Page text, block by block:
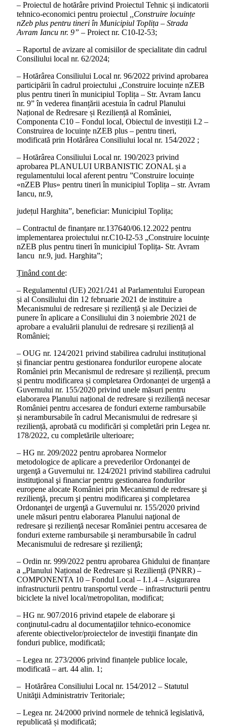
– Proiectul de hotărâre privind Proiectul Tehnic și indicatorii
tehnico-economici pentru proiectul ,,Construire locuințe
nZeb plus pentru tineri în Municipiul Toplița – Strada
Avram Iancu nr. 9” – Proiect nr. C10-I2-53;
– Raportul de avizare al comisiilor de specialitate din cadrul
Consiliului local nr. 62/2024;
– Hotărârea Consiliului Local nr. 96/2022 privind aprobarea
participării în cadrul proiectului „Construire locuințe nZEB
plus pentru tineri în municipiul Toplița – Str. Avram Iancu
nr. 9” în vederea finanțării acestuia în cadrul Planului
Național de Redresare și Reziliență al României,
Componenta C10 – Fondul local, Obiectul de investiții I.2 –
Construirea de locuințe nZEB plus – pentru tineri,
modificată prin Hotărârea Consiliului local nr. 154/2022 ;
– Hotărârea Consiliului Local nr. 190/2023 privind
aprobarea PLANULUI URBANISTIC ZONAL și a
regulamentului local aferent pentru ”Construire locuințe
«nZEB Plus» pentru tineri în municipiul Toplița – str. Avram
Iancu, nr.9,
județul Harghita”, beneficiar: Municipiul Toplița;
– Contractul de finanțare nr.137640/06.12.2022 pentru
implementarea proiectului nr.C10-I2-53 „Construire locuințe
nZEB plus pentru tineri în municipiul Toplița- Str. Avram
Iancu nr.9, jud. Harghita”;
Ținând cont de:
– Regulamentul (UE) 2021/241 al Parlamentului European
și al Consiliului din 12 februarie 2021 de instituire a
Mecanismului de redresare și reziliență și ale Deciziei de
punere în aplicare a Consiliului din 3 noiembrie 2021 de
aprobare a evaluării planului de redresare și reziliență al
României;
– OUG nr. 124/2021 privind stabilirea cadrului instituțional
și financiar pentru gestionarea fondurilor europene alocate
României prin Mecanismul de redresare și reziliență, precum
și pentru modificarea și completarea Ordonanței de urgență a
Guvernului nr. 155/2020 privind unele măsuri pentru
elaborarea Planului național de redresare și reziliență necesar
României pentru accesarea de fonduri externe rambursabile
și nerambursabile în cadrul Mecanismului de redresare și
reziliență, aprobată cu modificări și completări prin Legea nr.
178/2022, cu completările ulterioare;
– HG nr. 209/2022 pentru aprobarea Normelor
metodologice de aplicare a prevederilor Ordonanţei de
urgenţă a Guvernului nr. 124/2021 privind stabilirea cadrului
instituţional şi financiar pentru gestionarea fondurilor
europene alocate României prin Mecanismul de redresare şi
rezilienţă, precum şi pentru modificarea şi completarea
Ordonanţei de urgenţă a Guvernului nr. 155/2020 privind
unele măsuri pentru elaborarea Planului naţional de
redresare şi rezilienţă necesar României pentru accesarea de
fonduri externe rambursabile şi nerambursabile în cadrul
Mecanismului de redresare şi rezilienţă;
– Ordin nr. 999/2022 pentru aprobarea Ghidului de finanțare
a „Planului Național de Redresare și Reziliență (PNRR) –
COMPONENTA 10 – Fondul Local – I.1.4 – Asigurarea
infrastructurii pentru transportul verde – infrastructurii pentru
biciclete la nivel local/metropolitan, modificat;
– HG nr. 907/2016 privind etapele de elaborare şi
conţinutul-cadru al documentaţiilor tehnico-economice
aferente obiectivelor/proiectelor de investiţii finanţate din
fonduri publice, modificată;
– Legea nr. 273/2006 privind finanțele publice locale,
modificată – art. 44 alin. 1;
– Hotărârea Consiliului Local nr. 154/2012 – Statutul
Unităţii Administratriv Teritoriale;
– Legea nr. 24/2000 privind normele de tehnică legislativă,
republicată și modificată;